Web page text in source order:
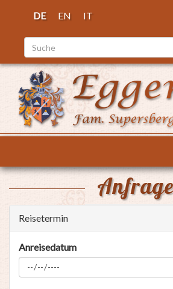
DE EN IT
Suche
Anfrage
Reisetermin
Anreisedatum